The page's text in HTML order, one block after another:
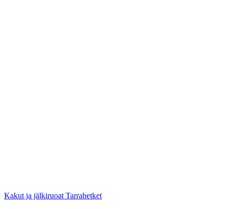
Kakut ja jälkiruoat Tarrahetket